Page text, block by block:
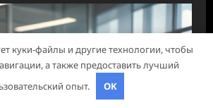
куки-файлы и другие технологии, чтобы
а также предоставить лучший
опыт.
OK